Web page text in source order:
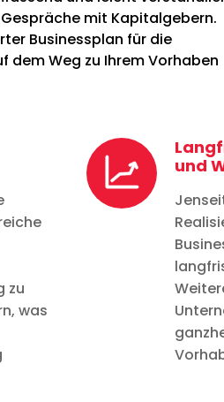
mit Kapitalgebern.
Businessplan für die
dem Weg zu Ihrem Vorhaben
zu
was
und